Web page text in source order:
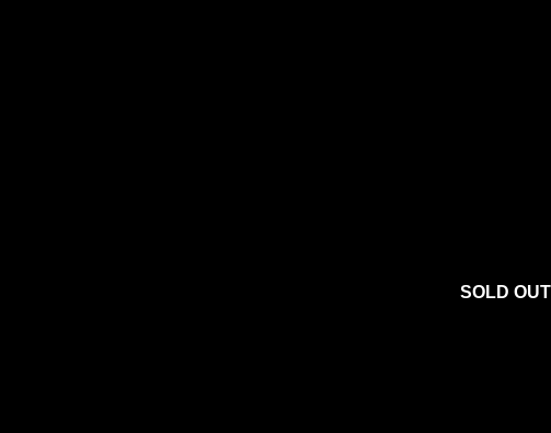
SOLD OUT